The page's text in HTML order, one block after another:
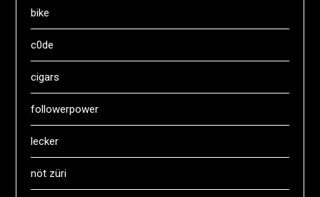
bike
c0de
cigars
followerpower
lecker
nöt züri